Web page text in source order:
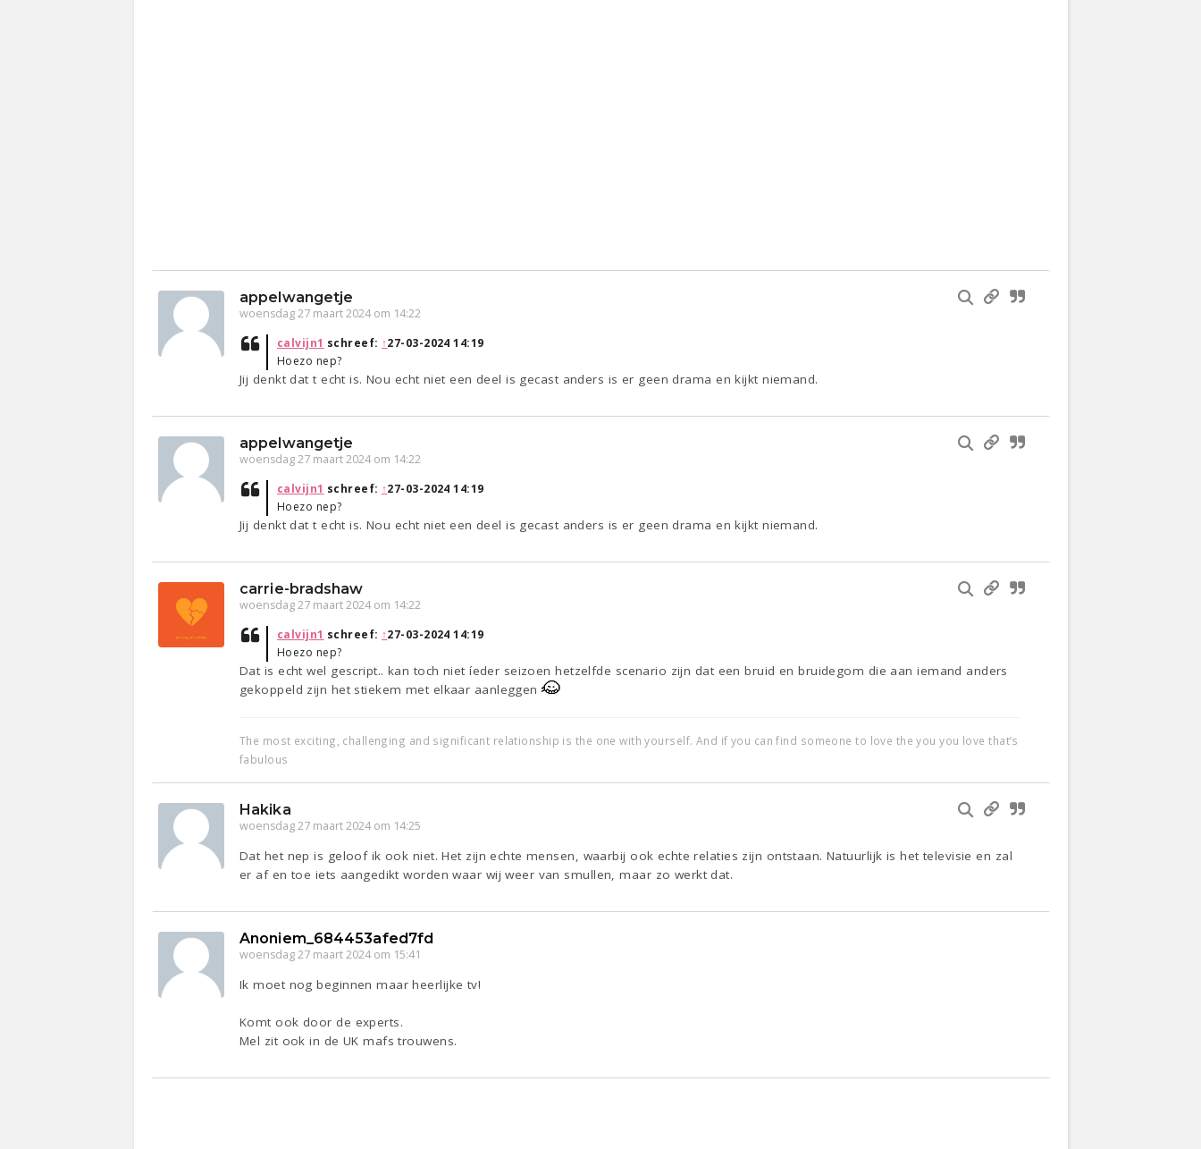
appelwangetje
woensdag 27 maart 2024 om 14:22
calvijn1 schreef: ↑27-03-2024 14:19
Hoezo nep?
Jij denkt dat t echt is. Nou echt niet een deel is gecast anders is er geen drama en kijkt niemand.
appelwangetje
woensdag 27 maart 2024 om 14:22
calvijn1 schreef: ↑27-03-2024 14:19
Hoezo nep?
Jij denkt dat t echt is. Nou echt niet een deel is gecast anders is er geen drama en kijkt niemand.
carrie-bradshaw
woensdag 27 maart 2024 om 14:22
calvijn1 schreef: ↑27-03-2024 14:19
Hoezo nep?
Dat is echt wel gescript.. kan toch niet íeder seizoen hetzelfde scenario zijn dat een bruid en bruidegom die aan iemand anders
gekoppeld zijn het stiekem met elkaar aanleggen
The most exciting, challenging and significant relationship is the one with yourself. And if you can find someone to love the you you love that’s
fabulous
Hakika
woensdag 27 maart 2024 om 14:25
Dat het nep is geloof ik ook niet. Het zijn echte mensen, waarbij ook echte relaties zijn ontstaan. Natuurlijk is het televisie en zal
er af en toe iets aangedikt worden waar wij weer van smullen, maar zo werkt dat.
Anoniem_684453afed7fd
woensdag 27 maart 2024 om 15:41
Ik moet nog beginnen maar heerlijke tv!
Komt ook door de experts.
Mel zit ook in de UK mafs trouwens.